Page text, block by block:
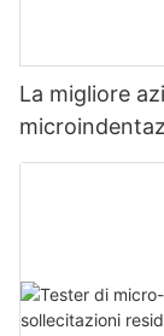
La migliore
misurazione